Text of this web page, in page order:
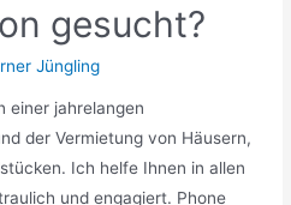
gesucht?
Jüngling
einer jahrelangen
der Vermietung von Häusern,
Ich helfe Ihnen in allen
und engagiert. Phone